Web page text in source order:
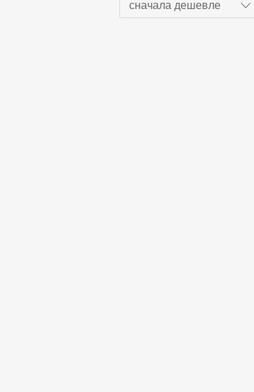
сначала дешевле